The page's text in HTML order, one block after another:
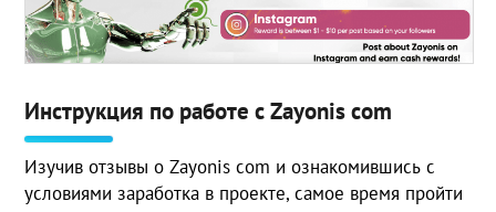
Инструкция по работе с Zayonis com
Изучив отзывы о Zayonis com и ознакомившись с
условиями заработка в проекте, самое время пройти